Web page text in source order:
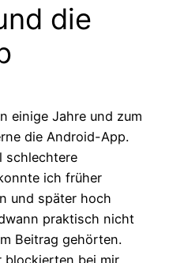
die
einige Jahre und zum
die Android-App.
schlechtere
ich früher
und später hoch
praktisch nicht
Beitrag gehörten.
blockierten bei mir